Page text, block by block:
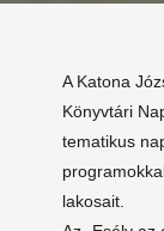
A Katona
Könyvtári
tematikus
lakosait.